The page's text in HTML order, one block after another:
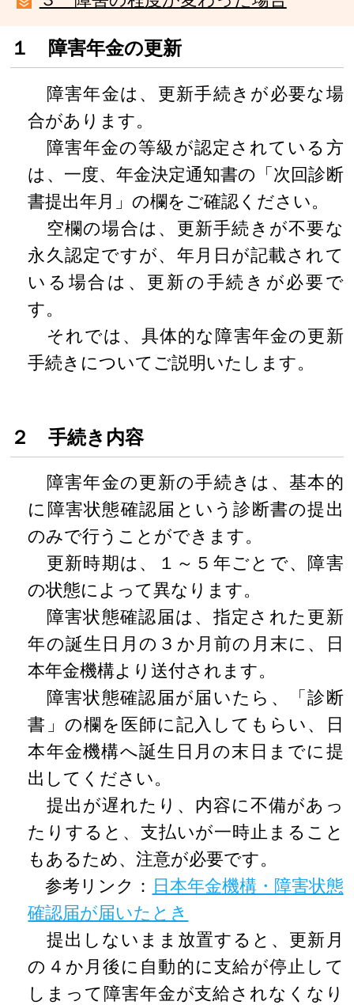
１ 障害年金の更新
障害年金は、更新手続きが必要な場
合があります。
障害年金の等級が認定されている方
は、一度、年金決定通知書の「次回診断
書提出年月」の欄をご確認ください。
空欄の場合は、更新手続きが不要な
永久認定ですが、年月日が記載されて
いる場合は、更新の手続きが必要で
す。
それでは、具体的な障害年金の更新
手続きについてご説明いたします。
２ 手続き内容
障害年金の更新の手続きは、基本的
に障害状態確認届という診断書の提出
のみで行うことができます。
更新時期は、１～５年ごとで、障害
の状態によって異なります。
障害状態確認届は、指定された更新
年の誕生日月の３か月前の月末に、日
本年金機構より送付されます。
障害状態確認届が届いたら、「診断
書」の欄を医師に記入してもらい、日
本年金機構へ誕生日月の末日までに提
出してください。
提出が遅れたり、内容に不備があっ
たりすると、支払いが一時止まること
もあるため、注意が必要です。
参考リンク： 日本年金機構・障害状態
確認届が届いたとき
提出しないまま放置すると、更新月
の４か月後に自動的に支給が停止して
しまって障害年金が支給されなくなり